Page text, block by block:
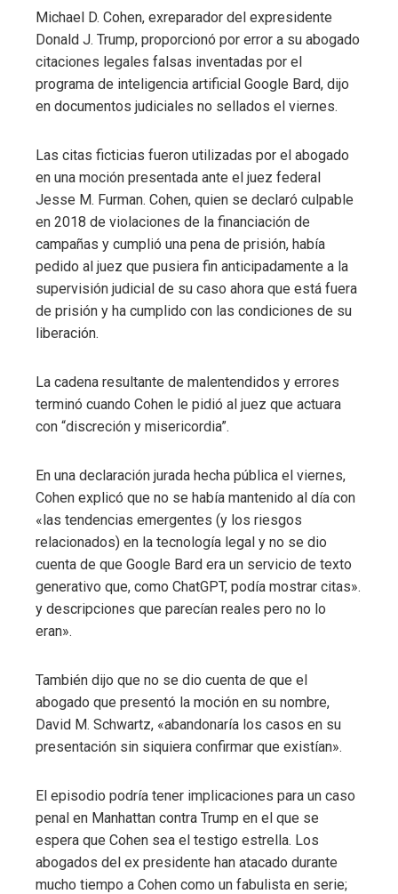
Michael D. Cohen, exreparador del expresidente
Donald J. Trump, proporcionó por error a su abogado
citaciones legales falsas inventadas por el
programa de inteligencia artificial Google Bard, dijo
en documentos judiciales no sellados el viernes.
Las citas ficticias fueron utilizadas por el abogado
en una moción presentada ante el juez federal
Jesse M. Furman. Cohen, quien se declaró culpable
en 2018 de violaciones de la financiación de
campañas y cumplió una pena de prisión, había
pedido al juez que pusiera fin anticipadamente a la
supervisión judicial de su caso ahora que está fuera
de prisión y ha cumplido con las condiciones de su
liberación.
La cadena resultante de malentendidos y errores
terminó cuando Cohen le pidió al juez que actuara
con “discreción y misericordia”.
En una declaración jurada hecha pública el viernes,
Cohen explicó que no se había mantenido al día con
«las tendencias emergentes (y los riesgos
relacionados) en la tecnología legal y no se dio
cuenta de que Google Bard era un servicio de texto
generativo que, como ChatGPT, podía mostrar citas».
y descripciones que parecían reales pero no lo
eran».
También dijo que no se dio cuenta de que el
abogado que presentó la moción en su nombre,
David M. Schwartz, «abandonaría los casos en su
presentación sin siquiera confirmar que existían».
El episodio podría tener implicaciones para un caso
penal en Manhattan contra Trump en el que se
espera que Cohen sea el testigo estrella. Los
abogados del ex presidente han atacado durante
mucho tiempo a Cohen como un fabulista en serie;